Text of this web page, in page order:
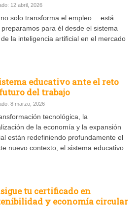
12 abril, 2026
solo transforma el empleo… está
para él desde el sistema
la inteligencia artificial en el mercado
educativo ante el reto
del trabajo
8 marzo, 2026
tecnológica, la
de la economía y la expansión
están redefiniendo profundamente el
nuevo contexto, el sistema educativo
tu certificado en
y economía circular